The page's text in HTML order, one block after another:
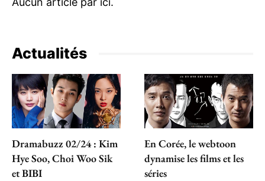
Actualités
Dramabuzz 02/24 : Kim
Hye Soo, Choi Woo Sik
et BIBI
En Corée, le webtoon
dynamise les films et les
séries